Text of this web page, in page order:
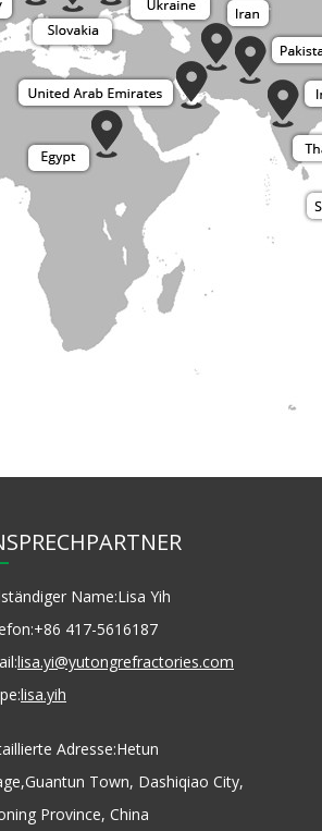
Name:Lisa Yih
+86 417-5616187
lisa.yi@yutongrefractories.com
lisa.yih
Adresse:Hetun
Town, Dashiqiao City,
Province, China